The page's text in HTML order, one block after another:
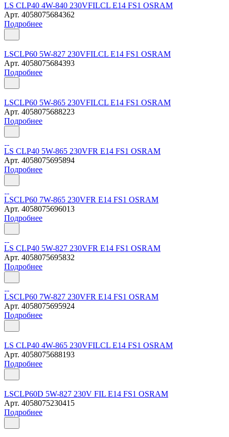
LS CLP40 4W-840 230VFILCL E14 FS1 OSRAM
Арт. 4058075684362
Подробнее
LSCLP60 5W-827 230VFILCL E14 FS1 OSRAM
Арт. 4058075684393
Подробнее
LSCLP60 5W-865 230VFILCL E14 FS1 OSRAM
Арт. 4058075688223
Подробнее
LS CLP40 5W-865 230VFR E14 FS1 OSRAM
Арт. 4058075695894
Подробнее
LSCLP60 7W-865 230VFR E14 FS1 OSRAM
Арт. 4058075696013
Подробнее
LS CLP40 5W-827 230VFR E14 FS1 OSRAM
Арт. 4058075695832
Подробнее
LSCLP60 7W-827 230VFR E14 FS1 OSRAM
Арт. 4058075695924
Подробнее
LS CLP40 4W-865 230VFILCL E14 FS1 OSRAM
Арт. 4058075688193
Подробнее
LSCLP60D 5W-827 230V FIL E14 FS1 OSRAM
Арт. 4058075230415
Подробнее